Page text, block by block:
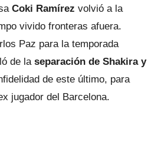
Coki Ramírez volvió a la
vivido fronteras afuera.
Paz para la temporada
de la separación de Shakira y
de este último, para
jugador del Barcelona.